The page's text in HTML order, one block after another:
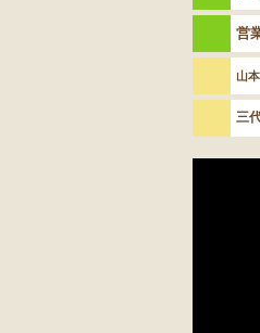
営
山
三